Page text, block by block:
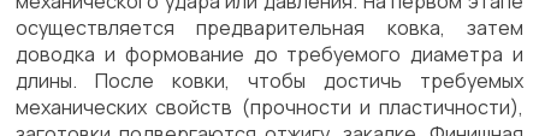
осуществляется предварительная ковка, затем
доводка и формование до требуемого диаметра и
длины. После ковки, чтобы достичь требуемых
механических свойств (прочности и пластичности),